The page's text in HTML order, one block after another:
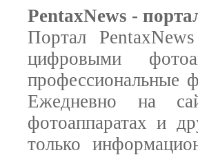
PentaxNews -
Портал
цифровыми
профессиональные
Ежедневно на
фотоаппаратах и
только